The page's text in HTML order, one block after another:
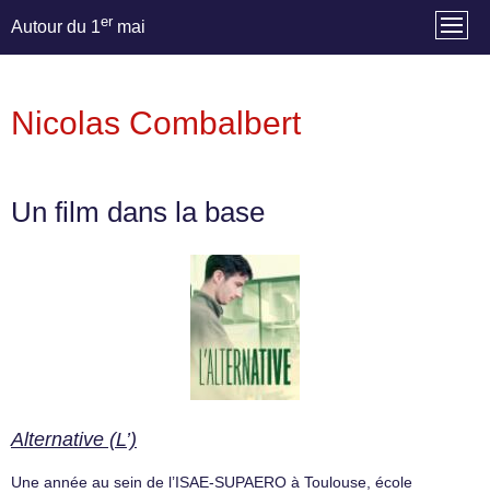
Autour du 1er mai
Nicolas Combalbert
Un film dans la base
Alternative (L’)
Une année au sein de l’ISAE-SUPAERO à Toulouse, école